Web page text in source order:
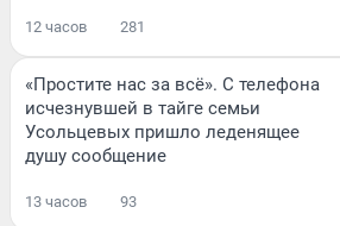
12 часов 281
«Простите нас за всё». С телефона
исчезнувшей в тайге семьи
Усольцевых пришло леденящее
душу сообщение
13 часов 93